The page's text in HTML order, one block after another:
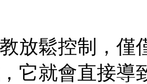
放鬆控制，僅
它就會直接導